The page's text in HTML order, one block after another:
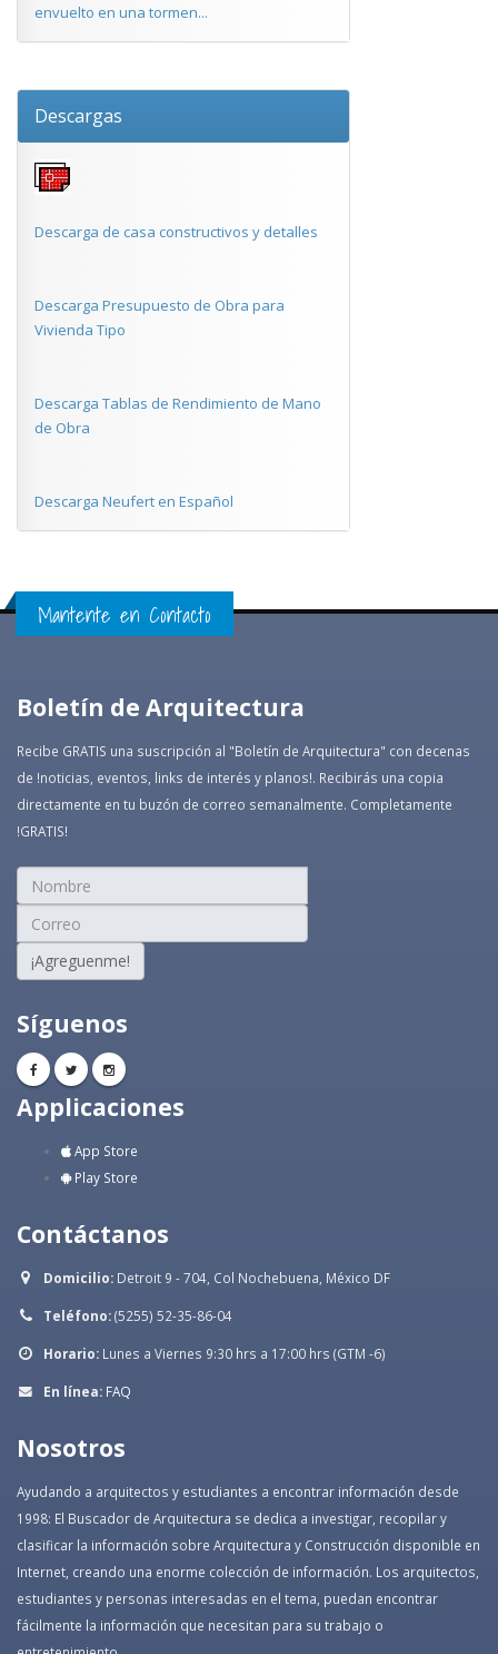
envuelto en una tormen...
Descargas
Descarga de casa constructivos y detalles
Descarga Presupuesto de Obra para
Vivienda Tipo
Descarga Tablas de Rendimiento de Mano
de Obra
Descarga Neufert en Español
Mantente en Contacto
Boletín de Arquitectura
Recibe GRATIS una suscripción al "Boletín de Arquitectura" con decenas
de !noticias, eventos, links de interés y planos!. Recibirás una copia
directamente en tu buzón de correo semanalmente. Completamente
!GRATIS!
¡Agreguenme!
Síguenos
Applicaciones
App Store
Play Store
Contáctanos
Domicilio: Detroit 9 - 704, Col Nochebuena, México DF
Teléfono:(5255) 52-35-86-04
Horario: Lunes a Viernes 9:30 hrs a 17:00 hrs (GTM -6)
En línea: FAQ
Nosotros
Ayudando a arquitectos y estudiantes a encontrar información desde
1998: El Buscador de Arquitectura se dedica a investigar, recopilar y
clasificar la información sobre Arquitectura y Construcción disponible en
Internet, creando una enorme colección de información. Los arquitectos,
estudiantes y personas interesadas en el tema, puedan encontrar
fácilmente la información que necesitan para su trabajo o